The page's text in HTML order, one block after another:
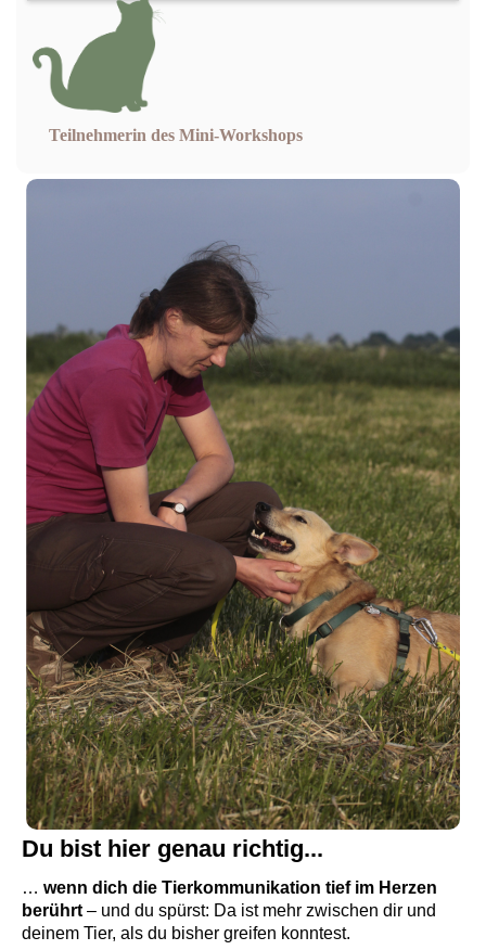
Teilnehmerin des Mini-Workshops
Du bist hier genau richtig...
… wenn dich die Tierkommunikation tief im Herzen
berührt – und du spürst: Da ist mehr zwischen dir und
deinem Tier, als du bisher greifen konntest.